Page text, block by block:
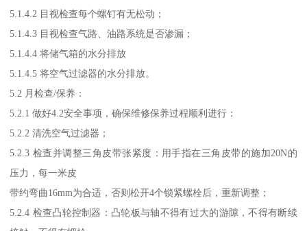
5.1.4.2 目视检查每个螺钉有无松动；
5.1.4.3 目视检查气路、油路系统是否渗漏；
5.1.4.4 将储气箱的水分排放
5.1.4.5 将空气过滤器的水分排放。
5.2 月检查/保养：
5.2.1 做好4.2安全事项，确保维修保养过程顺利进行：
5.2.2 清洗空气过滤器；
5.2.3 检查并调整三角皮带张紧度：用手指在三角皮带的施加20N的
压力，每一米皮
带约弯曲16mm为合适，否则松开4个锁紧螺栓后，重新调整；
5.2.4 检查凸轮控制器：凸轮板与轴不得有过大的游隙，不得有断续